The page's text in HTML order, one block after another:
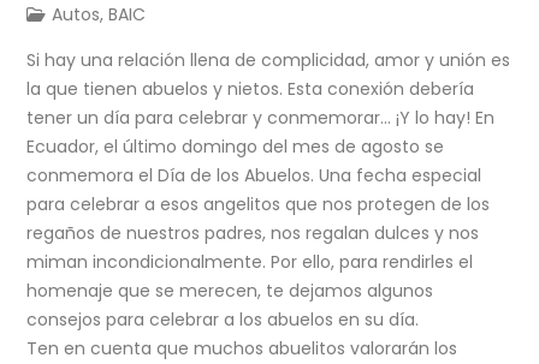
Autos,BAIC
Si hay una relación llena de complicidad, amor y unión es
la que tienen abuelos y nietos. Esta conexión debería
tener un día para celebrar y conmemorar… ¡Y lo hay! En
Ecuador, el último domingo del mes de agosto se
conmemora el Día de los Abuelos. Una fecha especial
para celebrar a esos angelitos que nos protegen de los
regaños de nuestros padres, nos regalan dulces y nos
miman incondicionalmente. Por ello, para rendirles el
homenaje que se merecen, te dejamos algunos
consejos para celebrar a los abuelos en su día.
Ten en cuenta que muchos abuelitos valorarán los